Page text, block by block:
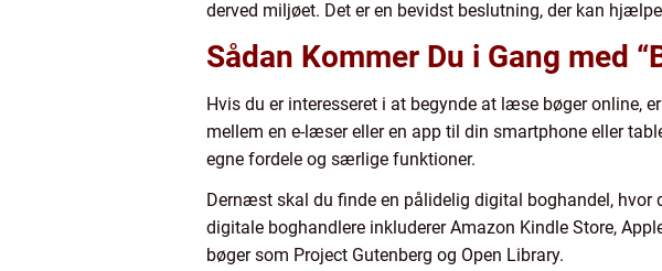
derved miljøet. Det er en bevidst beslutning, der kan
Sådan Kommer Du i Gang med
Hvis du er interesseret i at begynde at læse bøger
mellem en e-læser eller en app til din smartphone eller
egne fordele og særlige funktioner.
Dernæst skal du finde en pålidelig digital boghandel, hvor
digitale boghandlere inkluderer Amazon Kindle Store,
bøger som Project Gutenberg og Open Library.